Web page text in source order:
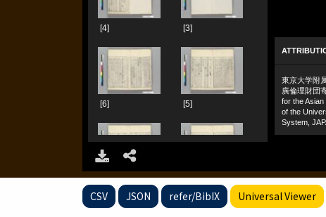
CSV JSON refer/BibIX Universal Viewer